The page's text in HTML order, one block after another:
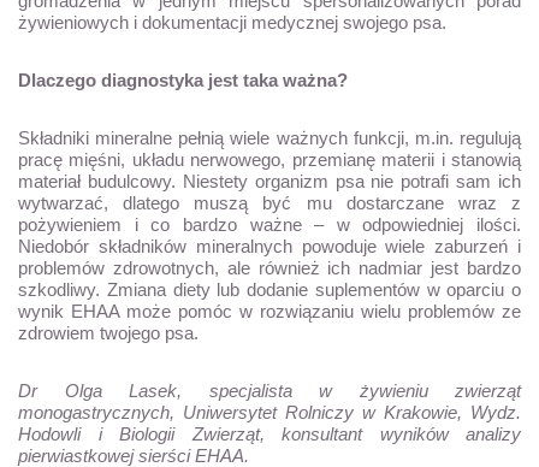
żywieniowych i dokumentacji medycznej swojego psa.
Dlaczego diagnostyka jest taka ważna?
Składniki mineralne pełnią wiele ważnych funkcji, m.in. regulują
pracę mięśni, układu nerwowego, przemianę materii i stanowią
materiał budulcowy. Niestety organizm psa nie potrafi sam ich
wytwarzać, dlatego muszą być mu dostarczane wraz z
pożywieniem i co bardzo ważne – w odpowiedniej ilości.
Niedobór składników mineralnych powoduje wiele zaburzeń i
problemów zdrowotnych, ale również ich nadmiar jest bardzo
szkodliwy. Zmiana diety lub dodanie suplementów w oparciu o
wynik EHAA może pomóc w rozwiązaniu wielu problemów ze
zdrowiem twojego psa.
Dr Olga Lasek, specjalista w żywieniu zwierząt
monogastrycznych, Uniwersytet Rolniczy w Krakowie, Wydz.
Hodowli i Biologii Zwierząt, konsultant wyników analizy
pierwiastkowej sierści EHAA.